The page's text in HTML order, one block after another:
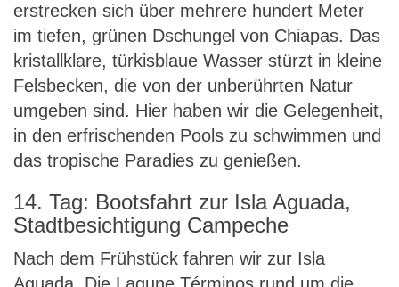
erstrecken sich über mehrere hundert Meter
im tiefen, grünen Dschungel von Chiapas. Das
kristallklare, türkisblaue Wasser stürzt in kleine
Felsbecken, die von der unberührten Natur
umgeben sind. Hier haben wir die Gelegenheit,
in den erfrischenden Pools zu schwimmen und
das tropische Paradies zu genießen.
14. Tag: Bootsfahrt zur Isla Aguada,
Stadtbesichtigung Campeche
Nach dem Frühstück fahren wir zur Isla